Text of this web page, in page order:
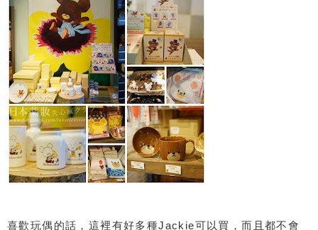
喜歡玩偶的話，這裡有好多種Jackie可以買，而且都不會